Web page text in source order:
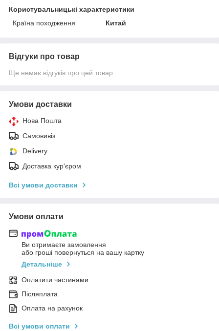
Користувальницькі характеристики
Країна походження
Китай
Відгуки про товар
Ще немає відгуків про цей товар
Умови доставки
Нова Пошта
Самовивіз
Delivery
Доставка кур'єром
Всі умови доставки
Умови оплати
Ви отримаєте замовлення
або гроші повернуться на вашу картку
Детальніше
Оплатити частинами
Післяплата
Оплата на рахунок
Всі умови оплати